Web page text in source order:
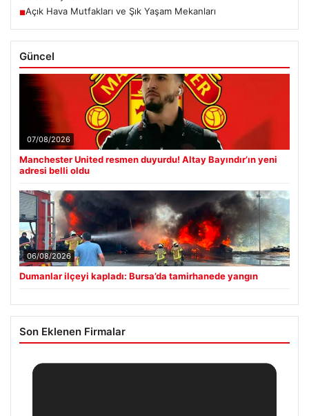
■Açık Hava Mutfakları ve Şık Yaşam Mekanları
Güncel
07/08/2026
Manchester United resmen duyurdu! Altay Bayındır’ın yeni
adresi belli oldu
06/08/2026
Dumanlar ilçeyi kapladı: Bursa’da tamirhanede yangın
Son Eklenen Firmalar